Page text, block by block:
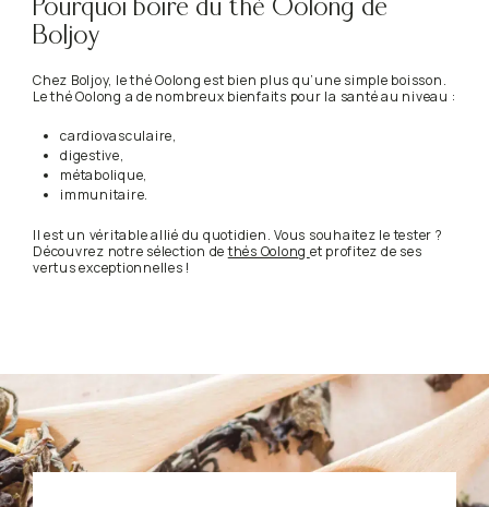
Pourquoi boire du thé Oolong de
Boljoy
Chez Boljoy, le thé Oolong est bien plus qu’une simple boisson.
Le thé Oolong a de nombreux bienfaits pour la santé au niveau :
cardiovasculaire,
digestive,
métabolique,
immunitaire.
Il est un véritable allié du quotidien. Vous souhaitez le tester ?
Découvrez notre sélection dethés Oolong et profitez de ses
vertus exceptionnelles !